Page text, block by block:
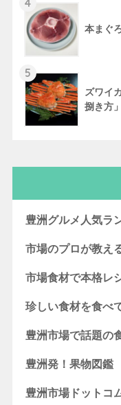
本まぐ
5
ズワイ
捌き方
豊洲グルメ人気ラ
市場のプロが教え
市場食材で本格レ
珍しい食材を食べ
豊洲市場で話題の
豊洲発！果物図鑑
豊洲市場ドットコ